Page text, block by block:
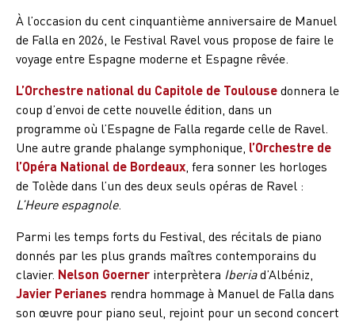
À l’occasion du cent cinquantième anniversaire de Manuel
de Falla en 2026, le Festival Ravel vous propose de faire le
voyage entre Espagne moderne et Espagne rêvée.
L’Orchestre national du Capitole de Toulousedonnera le
coup d’envoi de cette nouvelle édition, dans un
programme où l’Espagne de Falla regarde celle de Ravel.
Une autre grande phalange symphonique, l’Orchestre de
l’Opéra National de Bordeaux , fera sonner les horloges
de Tolède dans l’un des deux seuls opéras de Ravel :
L’Heure espagnole.
Parmi les temps forts du Festival, des récitals de piano
donnés par les plus grands maîtres contemporains du
clavier. Nelson Goerner interprètera Iberiad’Albéniz,
Javier Perianes rendra hommage à Manuel de Falla dans
son œuvre pour piano seul, rejoint pour un second concert